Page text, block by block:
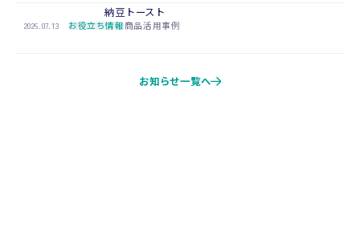
2026.07.13 お役立ち情報商品活用事例
納豆トースト
お知らせ一覧へ